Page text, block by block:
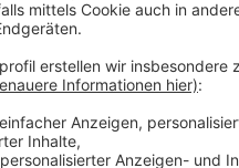
bei Steuerabgaben entlastet
zum Beispiel bei der
Hauptproblem seien